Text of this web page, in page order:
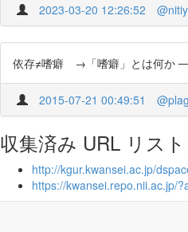
2023-03-20 12:26:52
依存≠嗜癖 →「嗜癖」とは何か
2015-07-21 00:49:51
収集済み URL リスト
http://kgur.kwansei.ac.jp/
https://kwansei.repo.nii.ac.jp/